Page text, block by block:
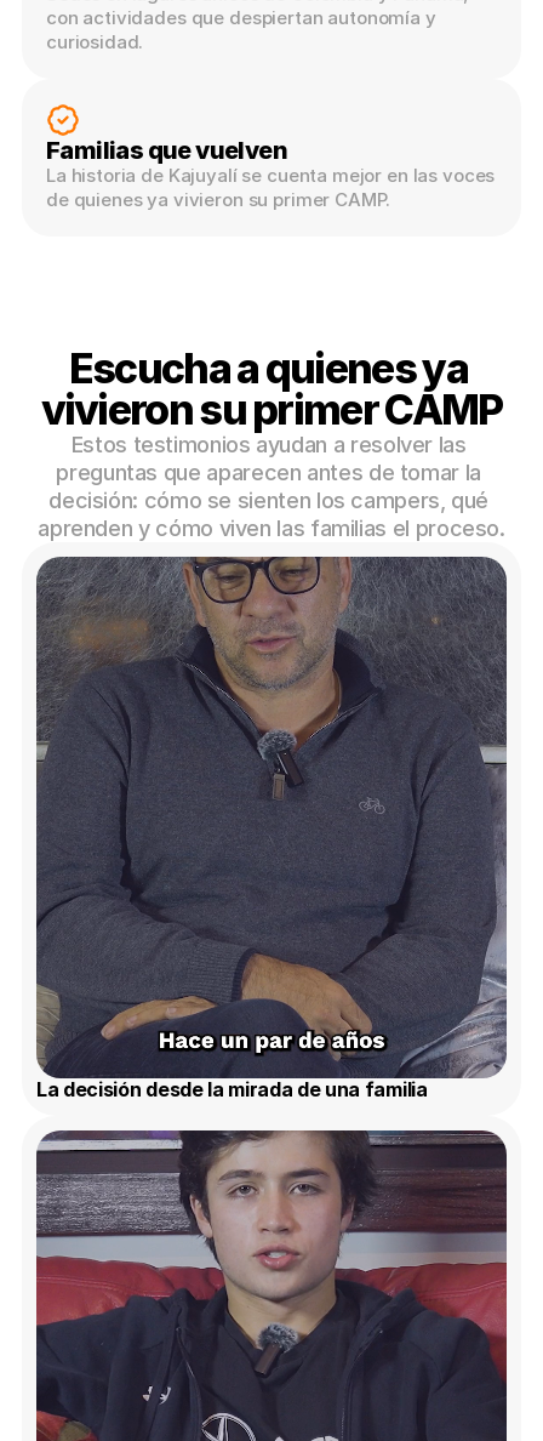
con actividades que despiertan autonomía y
curiosidad.
Familias que vuelven
La historia de Kajuyalí se cuenta mejor en las voces
de quienes ya vivieron su primer CAMP.
Escucha a quienes ya
vivieron su primer CAMP
Estos testimonios ayudan a resolver las
preguntas que aparecen antes de tomar la
decisión: cómo se sienten los campers, qué
aprenden y cómo viven las familias el proceso.
La decisión desde la mirada de una familia